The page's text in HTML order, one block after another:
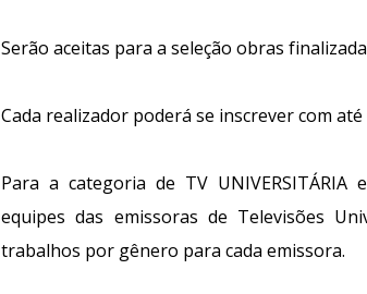
Serão aceitas para a seleção obras
Cada realizador poderá se inscrever com
Para a categoria de TV
equipes das emissoras de Televisões
trabalhos por gênero para cada emissora.